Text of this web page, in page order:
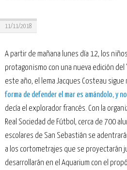
11/11/2018
A partir de mañana lunes día 12, los
protagonismo con una nueva edición del
este año, el lema Jacques Costeau sigue
forma de defender el mar es amándolo, y
decía el explorador francés. Con la
Real Sociedad de Fútbol, cerca de 700
escolares de San Sebastián se
a los cortometrajes que se proyectarán
desarrollarán en el Aquarium con el